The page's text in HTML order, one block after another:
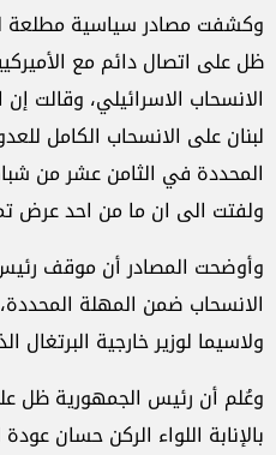
وكشفت مصادر سياسية مطلعة
ظل على اتصال دائم مع
الانسحاب الاسرائيلي، وقالت
لبنان على الانسحاب الكامل
المحددة في الثامن عشر من
ولفتت الى ان ما من احد عرض
وأوضحت المصادر أن موقف
الانسحاب ضمن المهلة
ولاسيما لوزير خارجية البرتغال
وعُلم أن رئيس الجمهورية ظل
بالإنابة اللواء الركن حسان